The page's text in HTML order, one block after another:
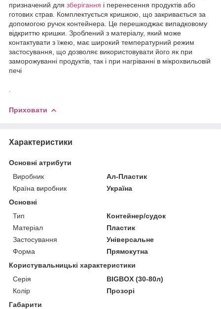
призначений для зберігання і перенесення продуктів або
готових страв. Комплектується кришкою, що закривається за
допомогою ручок контейнера. Це перешкоджає випадковому
відкриттю кришки. Зроблений з матеріалу, який може
контактувати з їжею, має широкий температурний режим
застосування, що дозволяє використовувати його як при
заморожуванні продуктів, так і при нагріванні в мікрохвильовій
печі
Приховати
Характеристики
Основні атрибути
Виробник
Ал-Пластик
Країна виробник
Україна
Основні
Тип
Контейнер/судок
Матеріал
Пластик
Застосування
Універсальне
Форма
Прямокутна
Користувальницькі характеристики
Серія
BIGBOX (30-80л)
Колір
Прозорі
Габарити